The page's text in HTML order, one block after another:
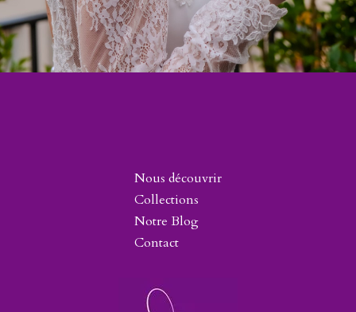
Nous découvrir
Collections
Notre Blog
Contact